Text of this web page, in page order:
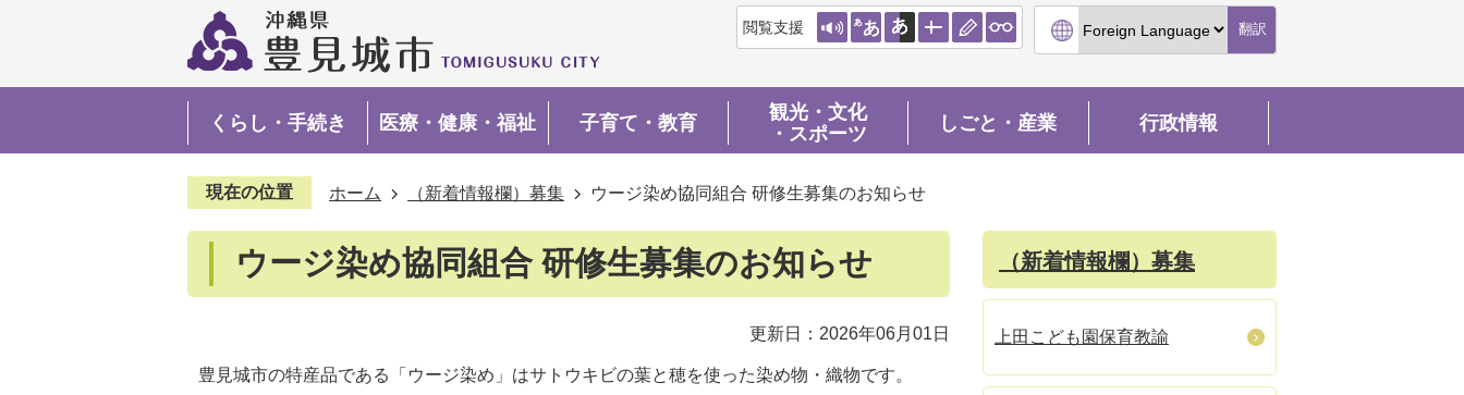
閲覧支援 翻訳
くらし・手続き 医療・健康・福祉 子育て・教育
観光・文化
・スポーツ
しごと・産業 行政情報
現在の位置 ホーム （新着情報欄）募集 ウージ染め協同組合 研修生募集のお知らせ
ウージ染め協同組合 研修生募集のお知らせ
更新日：2026年06月01日
豊見城市の特産品である「ウージ染め」はサトウキビの葉と穂を使った染め物・織物です。
（新着情報欄）募集
上田こども園保育教諭